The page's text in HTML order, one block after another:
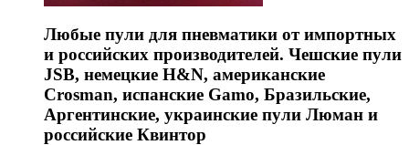
Любые пули для пневматики от импортных
и российских производителей. Чешские пули
JSB, немецкие H&N, американские
Crosman, испанские Gamo, Бразильские,
Аргентинские, украинские пули Люман и
российские Квинтор